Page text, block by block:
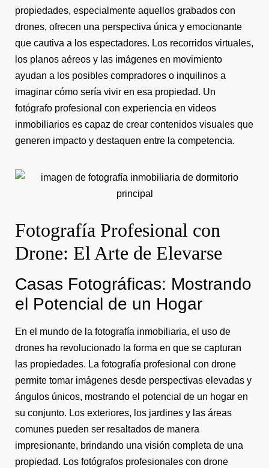
propiedades, especialmente aquellos grabados con
drones, ofrecen una perspectiva única y emocionante
que cautiva a los espectadores. Los recorridos virtuales,
los planos aéreos y las imágenes en movimiento
ayudan a los posibles compradores o inquilinos a
imaginar cómo sería vivir en esa propiedad. Un
fotógrafo profesional con experiencia en videos
inmobiliarios es capaz de crear contenidos visuales que
generen impacto y destaquen entre la competencia.
Fotografía Profesional con
Drone: El Arte de Elevarse
Casas Fotográficas: Mostrando
el Potencial de un Hogar
En el mundo de la fotografía inmobiliaria, el uso de
drones ha revolucionado la forma en que se capturan
las propiedades. La fotografía profesional con drone
permite tomar imágenes desde perspectivas elevadas y
ángulos únicos, mostrando el potencial de un hogar en
su conjunto. Los exteriores, los jardines y las áreas
comunes pueden ser resaltados de manera
impresionante, brindando una visión completa de una
propiedad. Los fotógrafos profesionales con drone